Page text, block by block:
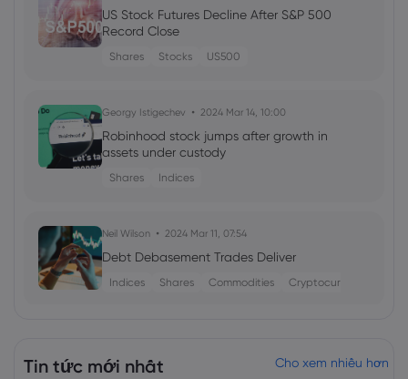
US Stock Futures Decline After S&P 500
Record Close
Shares Stocks US500
Georgy Istigechev 2024 Mar 14, 10:00
Robinhood stock jumps after growth in
assets under custody
Shares Indices
Neil Wilson 2024 Mar 11, 07:54
Debt Debasement Trades Deliver
Indices Shares Commodities Cryptocurrencies
European indices trim gains ahead of
Tin tức mới nhất Cho xem nhiều hơn